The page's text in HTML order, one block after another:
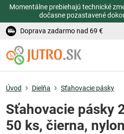
Momentálne prebiehajú technické
dočasne pozastavené
Doprava zadarmo nad 69 €
Úvod Dielňa Sťahovacie pásky
Sťahovacie pásky
50 ks, čierna, nylon